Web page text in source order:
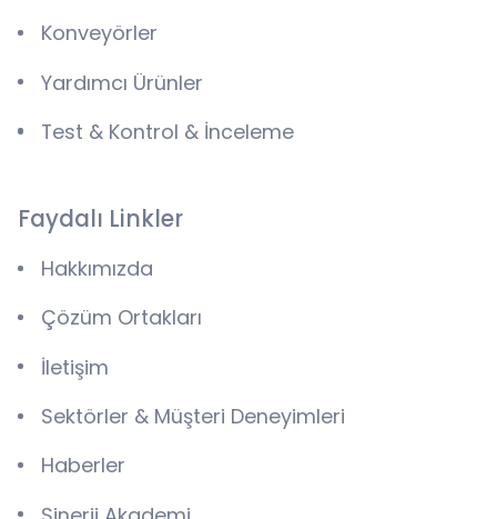
Konveyörler
Yardımcı Ürünler
Test & Kontrol & İnceleme
Faydalı Linkler
Hakkımızda
Çözüm Ortakları
İletişim
Sektörler & Müşteri Deneyimleri
Haberler